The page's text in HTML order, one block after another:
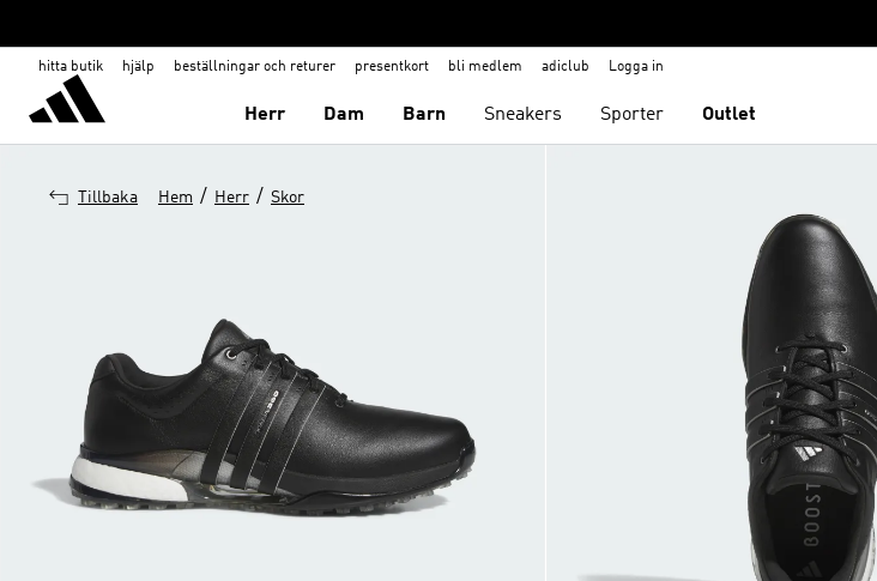
hitta butik hjälp beställningar och returer presentkort bli medlem adiclub Logga in
Herr Dam Barn Sneakers Sporter Outlet
Tillbaka Hem / Herr / Skor